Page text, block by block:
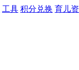
工具 积分兑换 育儿